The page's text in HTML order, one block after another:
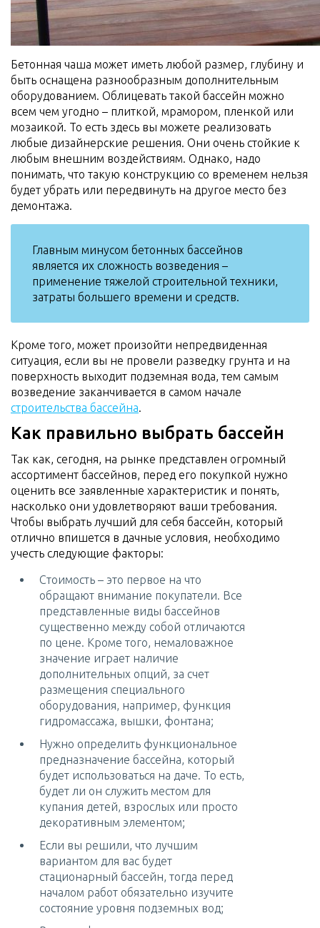
Бетонная чаша может иметь любой размер, глубину и
быть оснащена разнообразным дополнительным
оборудованием. Облицевать такой бассейн можно
всем чем угодно – плиткой, мрамором, пленкой или
мозаикой. То есть здесь вы можете реализовать
любые дизайнерские решения. Они очень стойкие к
любым внешним воздействиям. Однако, надо
понимать, что такую конструкцию со временем нельзя
будет убрать или передвинуть на другое место без
демонтажа.
Главным минусом бетонных бассейнов
является их сложность возведения –
применение тяжелой строительной техники,
затраты большего времени и средств.
Кроме того, может произойти непредвиденная
ситуация, если вы не провели разведку грунта и на
поверхность выходит подземная вода, тем самым
возведение заканчивается в самом начале
строительства бассейна.
Как правильно выбрать бассейн
Так как, сегодня, на рынке представлен огромный
ассортимент бассейнов, перед его покупкой нужно
оценить все заявленные характеристик и понять,
насколько они удовлетворяют ваши требования.
Чтобы выбрать лучший для себя бассейн, который
отлично впишется в дачные условия, необходимо
учесть следующие факторы:
Стоимость – это первое на что
обращают внимание покупатели. Все
представленные виды бассейнов
существенно между собой отличаются
по цене. Кроме того, немаловажное
значение играет наличие
дополнительных опций, за счет
размещения специального
оборудования, например, функция
гидромассажа, вышки, фонтана;
Нужно определить функциональное
предназначение бассейна, который
будет использоваться на даче. То есть,
будет ли он служить местом для
купания детей, взрослых или просто
декоративным элементом;
Если вы решили, что лучшим
вариантом для вас будет
стационарный бассейн, тогда перед
началом работ обязательно изучите
состояние уровня подземных вод;